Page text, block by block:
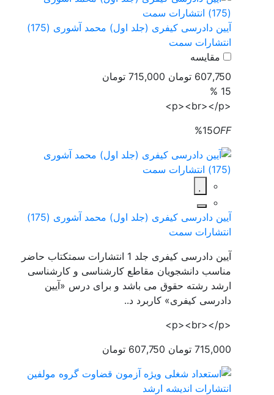
آیین دادرسی کیفری (جلد اول) محمد آشوری (175)
انتشارات سمت
مقایسه
607,750 تومان
715,000 تومان
15 %
%15OFF
آیین دادرسی کیفری (جلد اول) محمد آشوری (175)
انتشارات سمت
آیین دادرسی کیفری جلد 1 انتشارات سمتکتاب حاضر
مناسب دانشجویان مقاطع کارشناسی و کارشناسی
ارشد رشته حقوق می باشد و برای درس «آیین
دادرسی کیفری» کاربرد د..
715,000 تومان
607,750 تومان